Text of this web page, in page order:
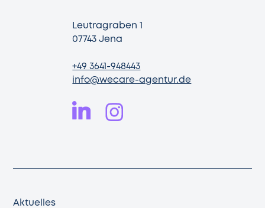
Leutragraben 1
07743 Jena
+49 3641-948443
info@wecare-agentur.de
Aktuelles